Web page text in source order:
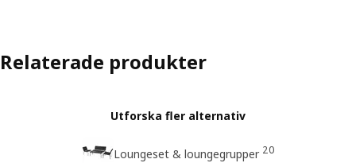
Relaterade produkter
Utforska fler alternativ
Loungeset & loungegrupper 20